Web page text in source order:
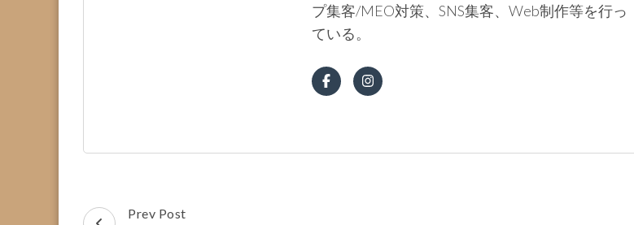
プ集客/MEO対策、SNS集客、Web制作等を行っ
ている。
PostPrev Post